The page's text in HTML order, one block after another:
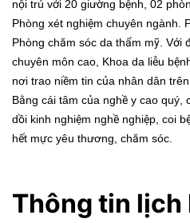
nội trú với 20 giường bệnh, 02
Phòng xét nghiệm chuyên ngành.
Phòng chăm sóc da thẩm mỹ. Với
chuyên môn cao, Khoa da liễu
nơi trao niềm tin của nhân dân
Bằng cái tâm của nghề y cao quý,
dồi kinh nghiệm nghề nghiệp, coi
hết mực yêu thương, chăm sóc.
Thông tin lịch